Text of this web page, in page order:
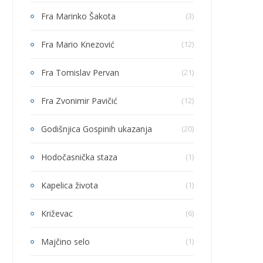
Fra Marinko Šakota (3)
Fra Mario Knezović (12)
Fra Tomislav Pervan (21)
Fra Zvonimir Pavičić (12)
Godišnjica Gospinih ukazanja (20)
Hodočasnička staza (1)
Kapelica života (1)
Križevac (6)
Majčino selo (1)